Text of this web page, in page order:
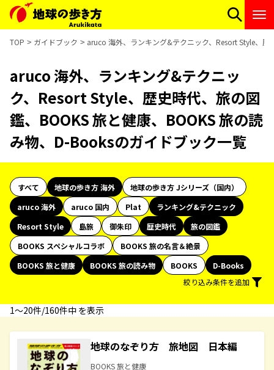
TOP ガイドブック aruco 海外、ランキング&テクニック、Resort Style、
aruco 海外、ランキング&テクニッ
ク、Resort Style、歴史時代、旅の図
鑑、BOOKS 旅と健康、BOOKS 旅の読
み物、D-Booksのガイドブック一覧
すべて 地球の歩き方 海外
地球の歩き方 Jシリーズ（国内）
aruco 海外
aruco 国内 Plat
ランキング&テクニック
Resort Style
島旅 御朱印 歴史時代
旅の図鑑
BOOKS スペシャルコラボ
BOOKS 旅の名言＆絶景
BOOKS 旅と健康
BOOKS 旅の読み物 BOOKS
D-Books
絞り込み条件を追加
1〜20件/160件中 を表示
地球のなぞり方 旅地図 日本編
BOOKS 旅と健康